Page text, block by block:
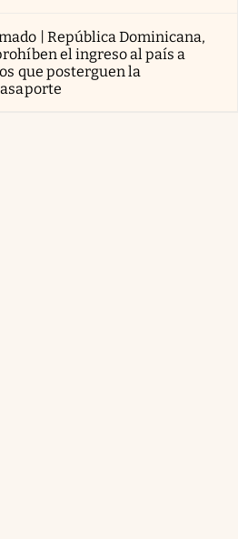
| República Dominicana,
el ingreso al país a
que posterguen la